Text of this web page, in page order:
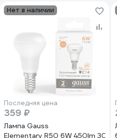
Нет в наличии
Последняя цена
359 ₽
Лампа Gauss
Elementary R50 6W 450lm